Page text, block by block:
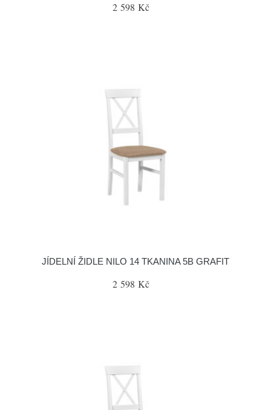
2 598 Kč
JÍDELNÍ ŽIDLE NILO 14 TKANINA 5B GRAFIT
2 598 Kč